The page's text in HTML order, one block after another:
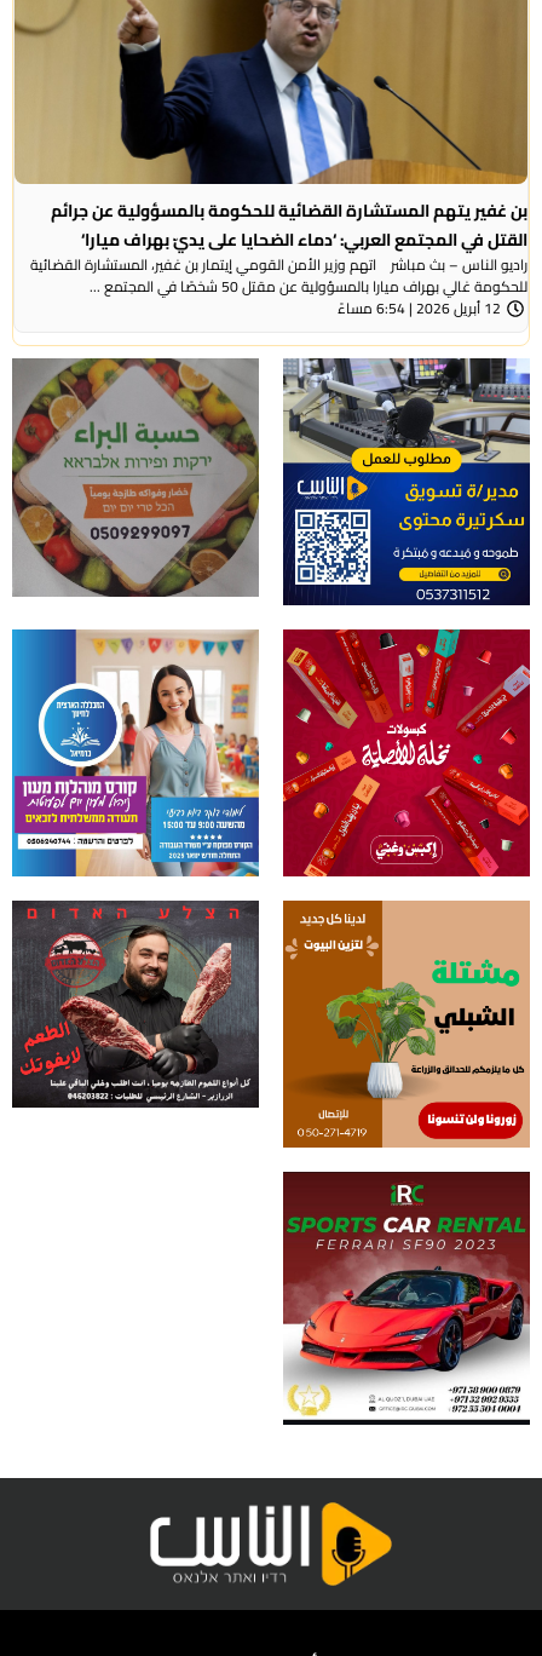
بن غفير يتهم المستشارة القضائية للحكومة بالمسؤولية عن جرائم
القتل في المجتمع العربي: ‘دماء الضحايا على يديّ بهراف ميارا‘
راديو الناس – بث مباشر اتهم وزير الأمن القومي إيتمار بن غفير، المستشارة القضائية
للحكومة غالي بهراف ميارا بالمسؤولية عن مقتل 50 شخصًا في المجتمع ...
12 أبريل 2026 | 6:54 مساءً